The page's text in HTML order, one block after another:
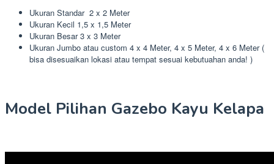
Ukuran Standar 2 x 2 Meter
Ukuran Kecil 1,5 x 1,5 Meter
Ukuran Besar 3 x 3 Meter
Ukuran Jumbo atau custom 4 x 4 Meter, 4 x 5 Meter, 4 x 6 Meter (
bisa disesuaikan lokasi atau tempat sesuai kebutuahan anda! )
Model Pilihan Gazebo Kayu Kelapa